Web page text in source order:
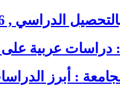
, 6 دراسات عربية وأجنبية
: دراسات عربية
: أبرز